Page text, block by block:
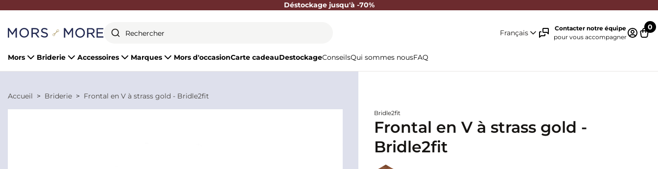
Déstockage jusqu'à -70%
Français
Contacter notre équipe
pour vous accompagner
0
Mors Briderie Accessoires Marques Mors d'occasionCarte cadeauDestockageConseilsQui sommes nousFAQ
Accueil Briderie Frontal en V à strass gold - Bridle2fit
Bridle2fit
Frontal en V à strass gold -
Bridle2fit